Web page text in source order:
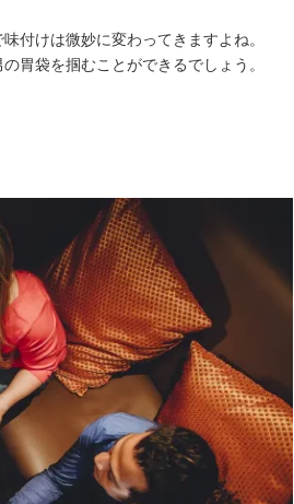
付けは微妙に変わってきますよね。
胃袋を掴むことができるでしょう。